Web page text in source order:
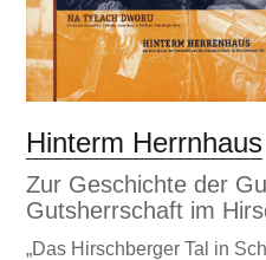
Hinterm Herrnhaus
Zur Geschichte der
Gutsherrschaft im
„Das Hirschberger Tal in